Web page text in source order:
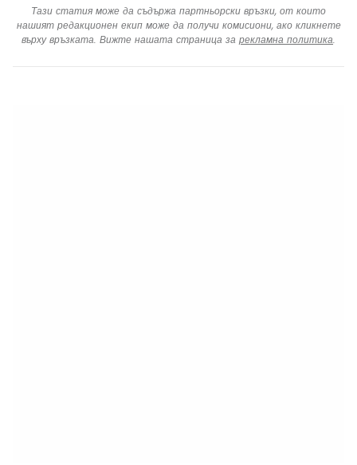
Тази статия може да съдържа партньорски връзки, от които
нашият редакционен екип може да получи комисиони, ако кликнете
върху връзката. Вижте нашата страница за рекламна политика.